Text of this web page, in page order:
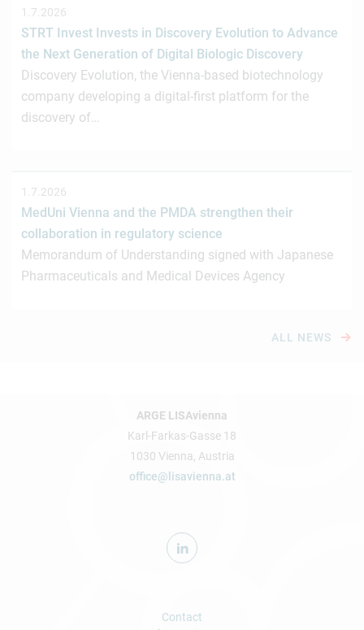
1.7.2026
STRT Invest Invests in Discovery Evolution to Advance
the Next Generation of Digital Biologic Discovery
Discovery Evolution, the Vienna-based biotechnology
company developing a digital-first platform for the
discovery of…
1.7.2026
MedUni Vienna and the PMDA strengthen their
collaboration in regulatory science
Memorandum of Understanding signed with Japanese
Pharmaceuticals and Medical Devices Agency
ALL NEWS
ARGE LISAvienna
Karl-Farkas-Gasse 18
1030 Vienna, Austria
office@lisavienna.at
Contact